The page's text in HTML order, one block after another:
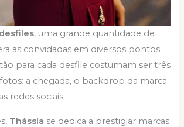
desfiles, uma grande quantidade de
as convidadas em diversos pontos
para cada desfile costumam ser três
a chegada, o backdrop da marca
redes sociais
Thássia se dedica a prestigiar marcas